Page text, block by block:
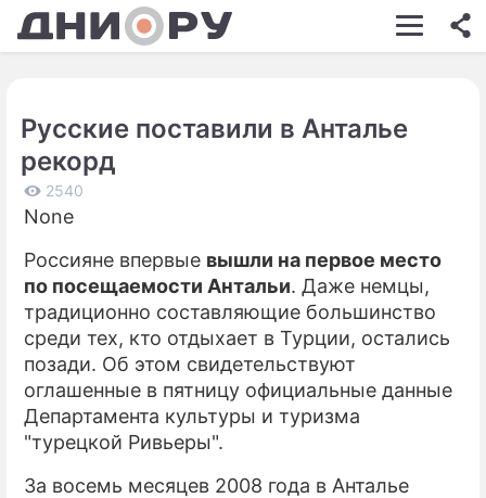
ШОУ-БИЗНЕС
КИНО
ЭКОНОМИКА
ПРОИСШЕСТВИЯ
СОННИК
СТИЛЬ ЖИЗНИ
ИГРЫ
Русские поставили в Анталье
рекорд
2540
None
Россияне впервые вышли на первое место
по посещаемости Антальи. Даже немцы,
традиционно составляющие большинство
среди тех, кто отдыхает в Турции, остались
позади. Об этом свидетельствуют
оглашенные в пятницу официальные данные
Департамента культуры и туризма
"турецкой Ривьеры".
За восемь месяцев 2008 года в Анталье